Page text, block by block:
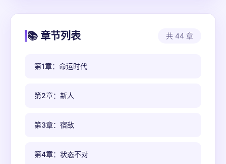
📚 章节列表 共 44 章
第1章：命运时代
第2章：新人
第3章：宿敌
第4章：状态不对